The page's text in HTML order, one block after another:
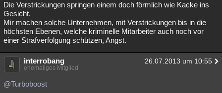
Die Verstrickungen springen einem doch förmlich wie Kacke ins
Gesicht.
Mir machen solche Unternehmen, mit Verstrickungen bis in die
höchsten Ebenen, welche kriminelle Mitarbeiter auch noch vor
einer Strafverfolgung schützen, Angst.
interrobang 26.07.2013 um 10:55
ehemaliges Mitglied
@Turboboost